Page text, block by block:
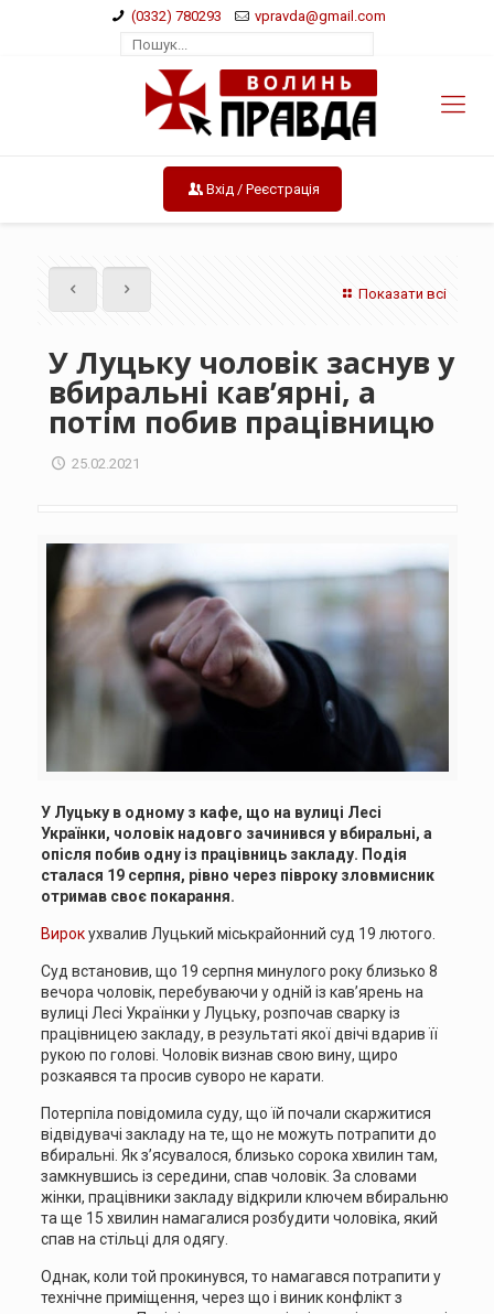
(0332) 780293 vpravda@gmail.com
Вхід / Реєстрація
Показати всі
У Луцьку чоловік заснув у
вбиральні кав’ярні, а
потім побив працівницю
25.02.2021
У Луцьку в одному з кафе, що на вулиці Лесі
Українки, чоловік надовго зачинився у вбиральні, а
опісля побив одну із працівниць закладу. Подія
сталася 19 серпня, рівно через півроку зловмисник
отримав своє покарання.
Вирокухвалив Луцький міськрайонний суд 19 лютого.
Суд встановив, що 19 серпня минулого року близько 8
вечора чоловік, перебуваючи у одній із кав’ярень на
вулиці Лесі Українки у Луцьку, розпочав сварку із
працівницею закладу, в результаті якої двічі вдарив її
рукою по голові. Чоловік визнав свою вину, щиро
розкаявся та просив суворо не карати.
Потерпіла повідомила суду, що їй почали скаржитися
відвідувачі закладу на те, що не можуть потрапити до
вбиральні. Як з’ясувалося, близько сорока хвилин там,
замкнувшись із середини, спав чоловік. За словами
жінки, працівники закладу відкрили ключем вбиральню
та ще 15 хвилин намагалися розбудити чоловіка, який
спав на стільці для одягу.
Однак, коли той прокинувся, то намагався потрапити у
технічне приміщення, через що і виник конфлікт з